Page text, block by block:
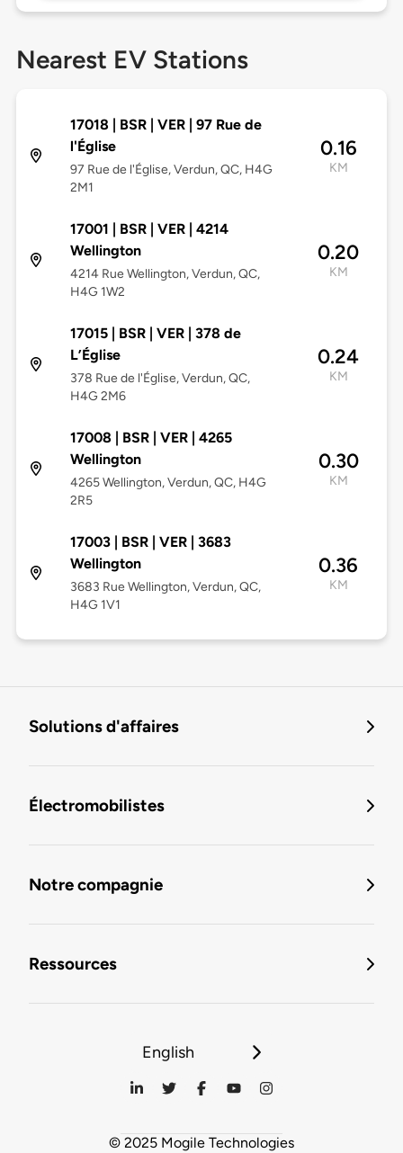
Nearest EV Stations
17018 | BSR | VER | 97 Rue de
l'Église
97 Rue de l'Église, Verdun, QC, H4G
2M1
0.16
KM
17001 | BSR | VER | 4214
Wellington
4214 Rue Wellington, Verdun, QC,
H4G 1W2
0.20
KM
17015 | BSR | VER | 378 de
L’Église
378 Rue de l'Église, Verdun, QC,
H4G 2M6
0.24
KM
17008 | BSR | VER | 4265
Wellington
4265 Wellington, Verdun, QC, H4G
2R5
0.30
KM
17003 | BSR | VER | 3683
Wellington
3683 Rue Wellington, Verdun, QC,
H4G 1V1
0.36
KM
Solutions d'affaires
Électromobilistes
Notre compagnie
Ressources
English
© 2025 Mogile Technologies